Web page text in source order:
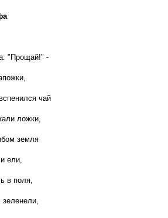
"Прощай!" -
чай
ложки,
земля
ели,
в поля,